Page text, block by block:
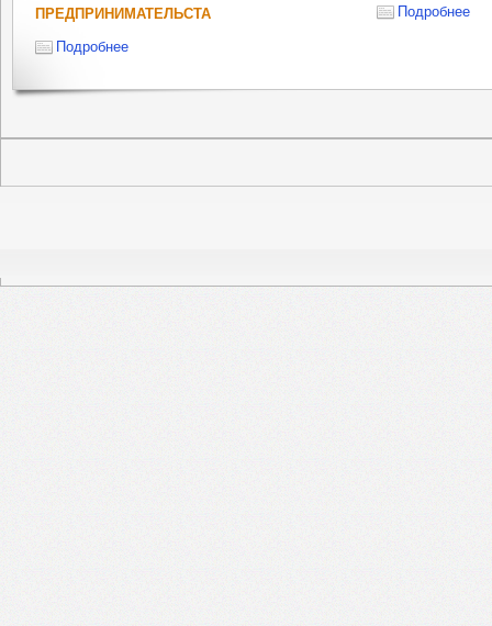
ПРЕДПРИНИМАТЕЛЬСТА
Подробнее
Подробнее